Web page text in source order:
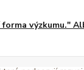
výzkumu."